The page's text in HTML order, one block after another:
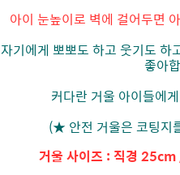
아이 눈높이로 벽에 걸어두면
자기에게 뽀뽀도 하고 웃기도 하
좋아
커다란 거울 아이들에
(★ 안전 거울은 코팅지
거울 사이즈 : 직경